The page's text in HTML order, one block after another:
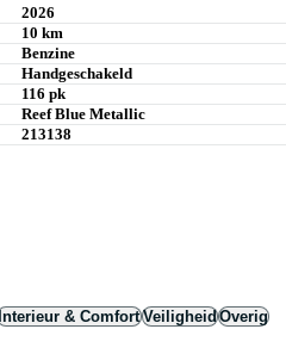
2026
10 km
Benzine
Handgeschakeld
116 pk
Reef Blue Metallic
213138
& ComfortVeiligheidOverig